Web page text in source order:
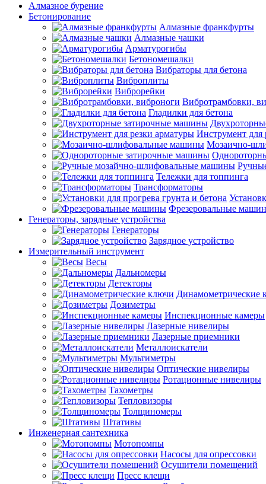
Алмазное бурение
Бетонирование
Алмазные франкфурты
Алмазные чашки
Арматурогибы
Бетономешалки
Вибраторы для бетона
Виброплиты
Виброрейки
Вибротрамбовки,
Гладилки для бетона
Инструмент для
Мозаично-
Тележки для топпинга
Трансформаторы
Фрезеровальные
Генераторы, зарядные устройства
Генераторы
Зарядное устройство
Измерительный инструмент
Весы
Дальномеры
Детекторы
Динамометрические
Дозиметры
Инспекционные камеры
Лазерные нивелиры
Лазерные приемники
Металлоискатели
Мультиметры
Оптические нивелиры
Ротационные нивелиры
Тахометры
Тепловизоры
Толщиномеры
Штативы
Инженерная сантехника
Мотопомпы
Насосы для опрессовки
Осушители помещений
Пресс клещи